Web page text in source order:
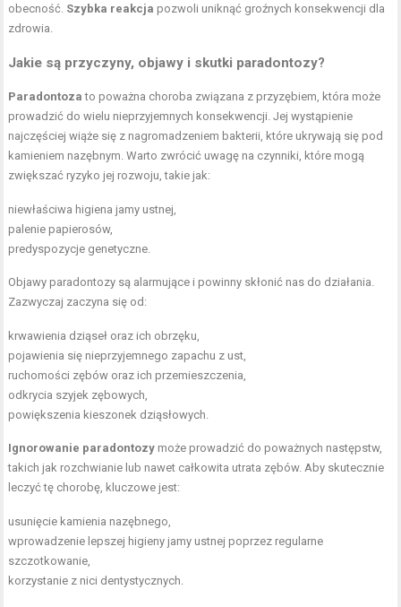
obecność. Szybka reakcja pozwoli uniknąć groźnych konsekwencji dla
zdrowia.
Jakie są przyczyny, objawy i skutki paradontozy?
Paradontoza to poważna choroba związana z przyzębiem, która może
prowadzić do wielu nieprzyjemnych konsekwencji. Jej wystąpienie
najczęściej wiąże się z nagromadzeniem bakterii, które ukrywają się pod
kamieniem nazębnym. Warto zwrócić uwagę na czynniki, które mogą
zwiększać ryzyko jej rozwoju, takie jak:
niewłaściwa higiena jamy ustnej,
palenie papierosów,
predyspozycje genetyczne.
Objawy paradontozy są alarmujące i powinny skłonić nas do działania.
Zazwyczaj zaczyna się od:
krwawienia dziąseł oraz ich obrzęku,
pojawienia się nieprzyjemnego zapachu z ust,
ruchomości zębów oraz ich przemieszczenia,
odkrycia szyjek zębowych,
powiększenia kieszonek dziąsłowych.
Ignorowanie paradontozy może prowadzić do poważnych następstw,
takich jak rozchwianie lub nawet całkowita utrata zębów. Aby skutecznie
leczyć tę chorobę, kluczowe jest:
usunięcie kamienia nazębnego,
wprowadzenie lepszej higieny jamy ustnej poprzez regularne
szczotkowanie,
korzystanie z nici dentystycznych.